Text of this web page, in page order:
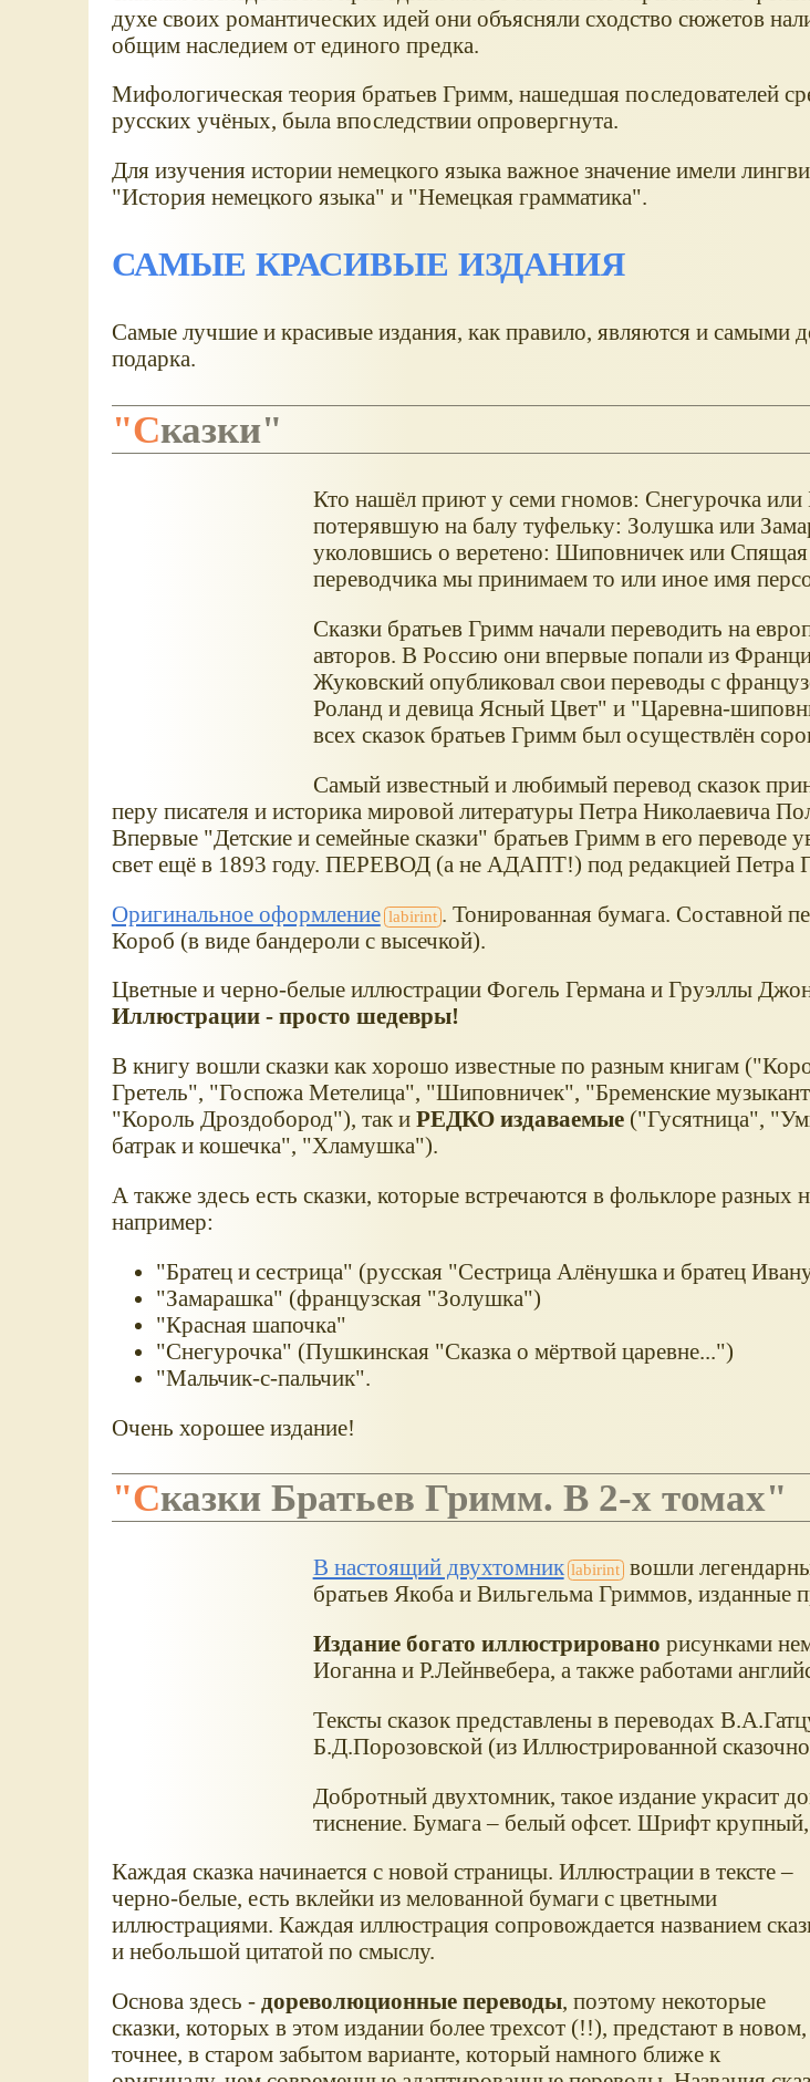
духе своих романтических идей они объясняли сходство сюжетов
общим наследием от единого предка.
Мифологическая теория братьев Гримм, нашедшая последователей
русских учёных, была впоследствии опровергнута.
Для изучения истории немецкого языка важное значение имели
"История немецкого языка" и "Немецкая грамматика".
САМЫЕ КРАСИВЫЕ ИЗДАНИЯ
Самые лучшие и красивые издания, как правило, являются и самыми
подарка.
"Сказки"
Кто нашёл приют у семи гномов: Снегурочка или
потерявшую на балу туфельку: Золушка или
уколовшись о веретено: Шиповничек или Спящая
переводчика мы принимаем то или иное имя
Сказки братьев Гримм начали переводить на
авторов. В Россию они впервые попали из
Жуковский опубликовал свои переводы с
Роланд и девица Ясный Цвет" и "Царевна-
всех сказок братьев Гримм был осуществлён
Самый известный и любимый перевод сказок
перу писателя и историка мировой литературы Петра Николаевича
Впервые "Детские и семейные сказки" братьев Гримм в его переводе
свет ещё в 1893 году. ПЕРЕВОД (а не АДАПТ!) под редакцией Петра
Оригинальное оформление
. Тонированная бумага. Составной
Короб (в виде бандероли с высечкой).
Цветные и черно-белые иллюстрации Фогель Германа и Груэллы
Иллюстрации - просто шедевры!
В книгу вошли сказки как хорошо известные по разным книгам
Гретель", "Госпожа Метелица", "Шиповничек", "Бременские
"Король Дроздобород"), так и РЕДКО издаваемые ("Гусятница",
батрак и кошечка", "Хламушка").
А также здесь есть сказки, которые встречаются в фольклоре разных
например:
"Братец и сестрица" (русская "Сестрица Алёнушка и братец
"Замарашка" (французская "Золушка")
"Красная шапочка"
"Снегурочка" (Пушкинская "Сказка о мёртвой царевне...")
"Мальчик-с-пальчик".
Очень хорошее издание!
"Сказки Братьев Гримм. В 2-х томах"
В настоящий двухтомник
вошли
братьев Якоба и Вильгельма Гриммов, изданные
Издание богато иллюстрировано рисунками
Иоганна и Р.Лейнвебера, а также работами
Тексты сказок представлены в переводах
Б.Д.Порозовской (из Иллюстрированной
Добротный двухтомник, такое издание украсит
тиснение. Бумага – белый офсет. Шрифт
Каждая сказка начинается с новой страницы. Иллюстрации в тексте –
черно-белые, есть вклейки из мелованной бумаги с цветными
иллюстрациями. Каждая иллюстрация сопровождается названием
и небольшой цитатой по смыслу.
Основа здесь - дореволюционные переводы, поэтому некоторые
сказки, которых в этом издании более трехсот (!!), предстают в новом,
точнее, в старом забытом варианте, который намного ближе к